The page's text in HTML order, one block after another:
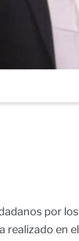
por
realizado en